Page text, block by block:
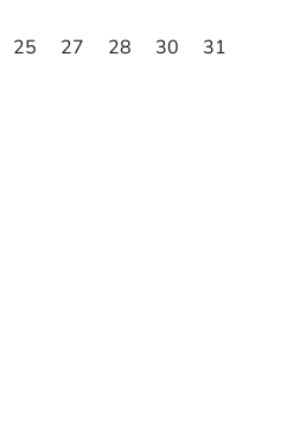
25 27 28 30 31